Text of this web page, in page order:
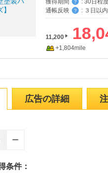
獲得期間
？ : 30日程
通帳反映
？ : ３日以内
11,200
+1,804mile
広告の詳細
ー
条件：